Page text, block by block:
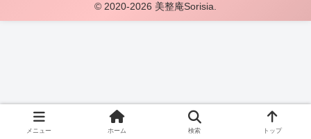
© 2020-2026 美整庵Sorisia.
メニュー ホーム 検索 トップ